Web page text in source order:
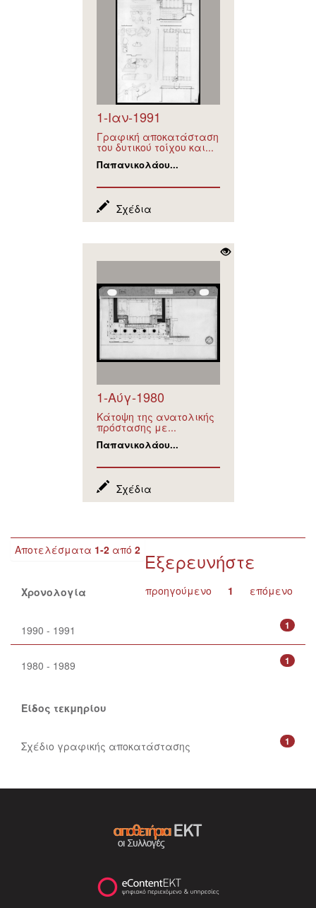
1-Ιαν-1991
Γραφική αποκατάσταση
του δυτικού τοίχου και...
Παπανικολάου...
Σχέδια
1-Αύγ-1980
Κάτοψη της ανατολικής
πρόστασης με...
Παπανικολάου...
Σχέδια
Αποτελέσματα 1-2 από 2
προηγούμενο 1 επόμενο
Εξερευνήστε
Χρονολογία
1
1990 - 1991
1
1980 - 1989
Είδος τεκμηρίου
1
Σχέδιο γραφικής αποκατάστασης